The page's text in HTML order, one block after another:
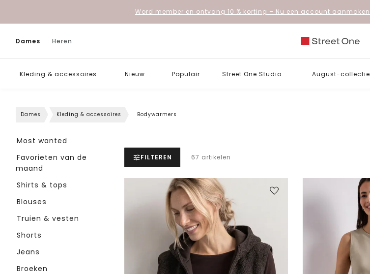
Word member en ontvang 10 % korting – Nu een account aanmaken
Dames Heren
Kleding & accessoires Nieuw Populair Street One Studio August-collectie
Dames Kleding & accessoires Bodywarmers
Most wanted
Favorieten van de
maand
Shirts & tops
Blouses
Truien & vesten
Shorts
Jeans
Broeken
FILTEREN 67 artikelen